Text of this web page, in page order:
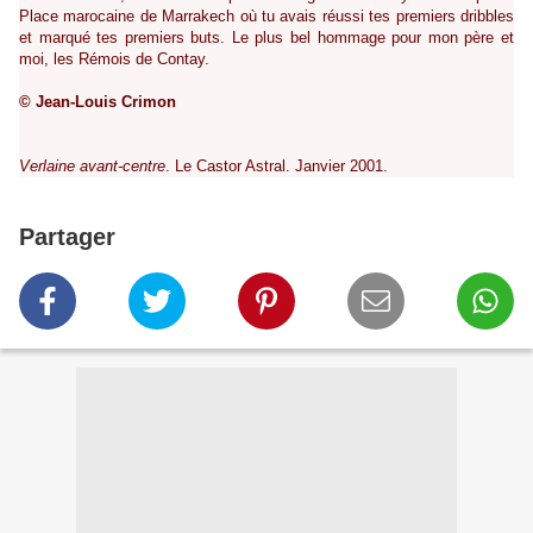
Place marocaine de Marrakech où tu avais réussi tes premiers dribbles
et marqué tes premiers buts. Le plus bel hommage pour mon père et
moi, les Rémois de Contay.
© Jean-Louis Crimon
Verlaine avant-centre. Le Castor Astral. Janvier 2001.
Partager